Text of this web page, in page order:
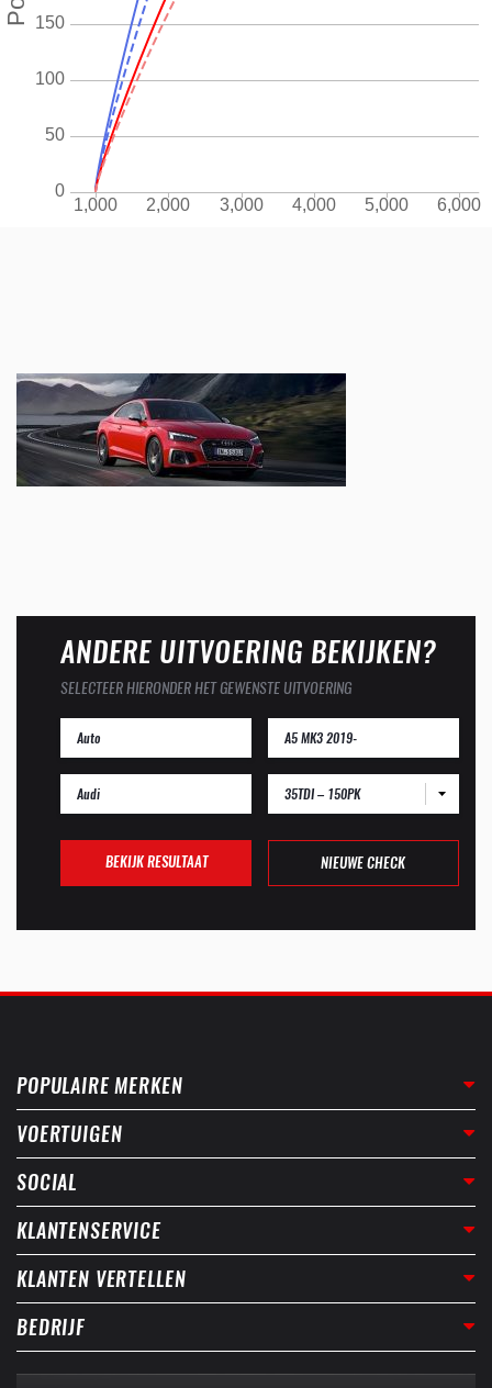
ANDERE UITVOERING BEKIJKEN?
SELECTEER HIERONDER HET GEWENSTE UITVOERING
35TDI – 150PK
BEKIJK RESULTAAT NIEUWE CHECK
POPULAIRE MERKEN
VOERTUIGEN
SOCIAL
KLANTENSERVICE
KLANTEN VERTELLEN
BEDRIJF